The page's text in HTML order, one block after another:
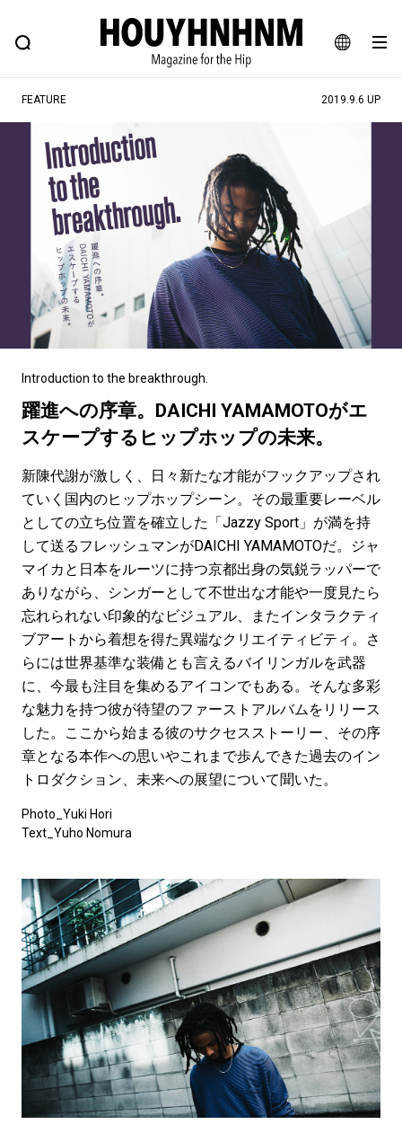
JA
EN
FEATURE BLOG SNAP
ヒップなファッション、カルチャー、ライフスタイルWEBマガジン
#注目のタグ
#SHOPPING ADDICT #憧れの逸品
#ESSENTIAL DESIGNS #古着サミット
#NEW VINTAGE #マイナーグッド図鑑
#路地裏てぃーん。 #MONTHLY JOURNAL
#GH 銘品の所以 #フイナムのYouTube
#Commune H #FOCUS IT #AH.H
#ととけん #FASHION
#LIFESTYLE #SNEAKER #OUTDOOR
#SPORTS #HANDSOME HANDBOOK
FEATURE 2019.9.6 UP
Introduction to the breakthrough.
躍進への序章。DAICHI YAMAMOTOがエ
スケープするヒップホップの未来。
新陳代謝が激しく、日々新たな才能がフックアップされ
ていく国内のヒップホップシーン。その最重要レーベル
としての立ち位置を確立した「Jazzy Sport」が満を持
して送るフレッシュマンがDAICHI YAMAMOTOだ。ジャ
マイカと日本をルーツに持つ京都出身の気鋭ラッパーで
ありながら、シンガーとして不世出な才能や一度見たら
忘れられない印象的なビジュアル、またインタラクティ
ブアートから着想を得た異端なクリエイティビティ。さ
らには世界基準な装備とも言えるバイリンガルを武器
に、今最も注目を集めるアイコンでもある。そんな多彩
な魅力を持つ彼が待望のファーストアルバムをリリース
した。ここから始まる彼のサクセスストーリー、その序
章となる本作への思いやこれまで歩んできた過去のイン
トロダクション、未来への展望について聞いた。
Photo_Yuki Hori
Text_Yuho Nomura